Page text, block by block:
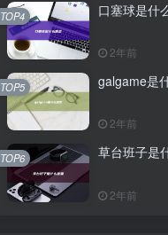
口塞球是什
2年前
TOP4
galgame是
2年前
TOP5
草台班子是
2年前
TOP6